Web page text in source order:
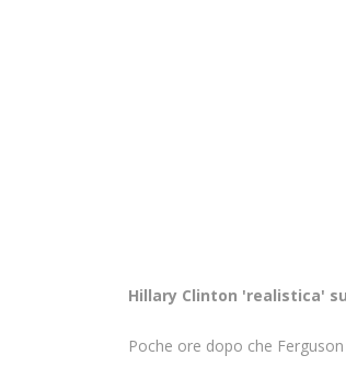
Hillary Clinton 'realistica'
Poche ore dopo che